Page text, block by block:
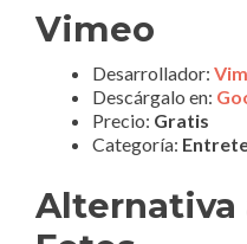
Vimeo
Desarrollador:
Descárgalo en:
Precio: Gratis
Categoría:
Alternativa